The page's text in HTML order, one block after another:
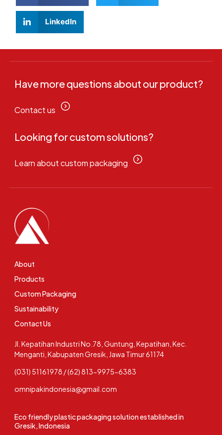
LinkedIn
Have more questions about our product?
Contact us
Looking for custom solutions?
Learn about custom packaging
Eco friendly plastic packaging solution established in
Gresik, Indonesia
Jl. Kepatihan Industri No.78, Guntung, Kepatihan, Kec.
Menganti, Kabupaten Gresik, Jawa Timur 61174
(031) 51161978 / (62) 813-9975-6383
omnipakindonesia@gmail.com
About
Products
Custom Packaging
Sustainability
Contact Us